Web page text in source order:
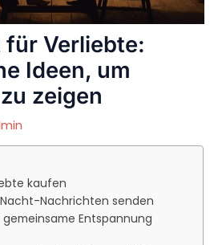
für Verliebte:
Ideen, um
zeigen
kaufen
Nachrichten senden
Entspannung